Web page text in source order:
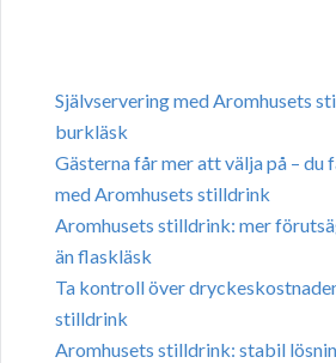
Självservering med Aromhusets
burkläsk
Gästerna får mer att välja på – du
med Aromhusets stilldrink
Aromhusets stilldrink: mer
än flaskläsk
Ta kontroll över
stilldrink
Aromhusets stilldrink: stabil